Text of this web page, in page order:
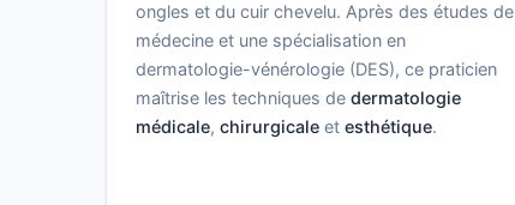
ongles et du cuir chevelu. Après des études de
médecine et une spécialisation en
dermatologie-vénérologie (DES), ce praticien
maîtrise les techniques de dermatologie
médicale, chirurgicale et esthétique.